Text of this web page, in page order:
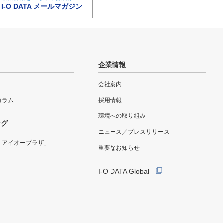
I-O DATA メールマガジン
ラム
イオープラザ」
企業情報
会社案内
採用情報
環境への取り組み
ニュース／プレスリリース
重要なお知らせ
I-O DATA Global